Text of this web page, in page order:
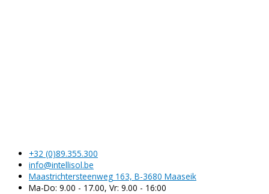
+32 (0)89.355.300
info@intellisol.be
Maastrichtersteenweg 163, B-3680 Maaseik
Ma-Do: 9.00 - 17.00, Vr: 9.00 - 16:00